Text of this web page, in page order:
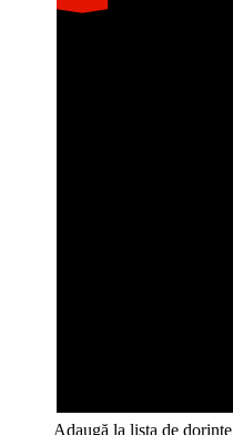
Adaugă la lista de dorințe